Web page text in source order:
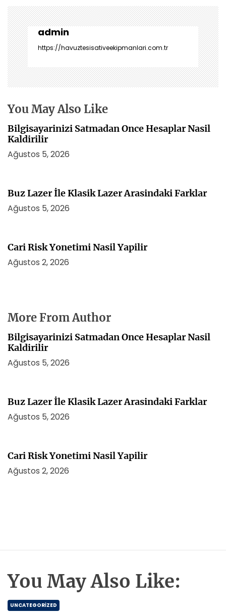
g
e
z
i
n
m
e
i
admin
https://havuztesisativeekipmanlari.com.tr
You May Also Like
Bilgisayarinizi Satmadan Once Hesaplar Nasil
Kaldirilir
Ağustos 5, 2026
Buz Lazer İle Klasik Lazer Arasindaki Farklar
Ağustos 5, 2026
Cari Risk Yonetimi Nasil Yapilir
Ağustos 2, 2026
More From Author
Bilgisayarinizi Satmadan Once Hesaplar Nasil
Kaldirilir
Ağustos 5, 2026
Buz Lazer İle Klasik Lazer Arasindaki Farklar
Ağustos 5, 2026
Cari Risk Yonetimi Nasil Yapilir
Ağustos 2, 2026
You May Also Like:
UNCATEGORIZED